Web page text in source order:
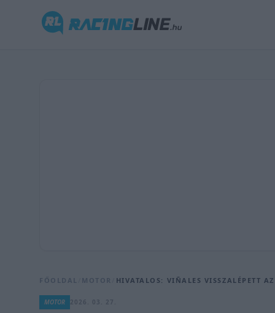
FŐOLDAL MOTOR HIVATALOS: VIÑALES VISSZALÉPETT
MOTOR